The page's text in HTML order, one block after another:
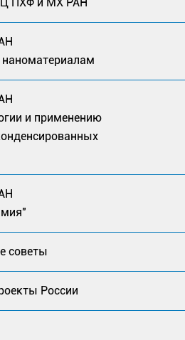
и применению
советы
России